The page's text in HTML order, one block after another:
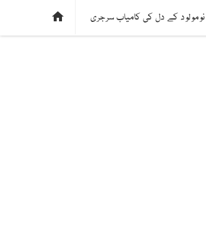
 نومولود کے دل کی کامیاب سرجری